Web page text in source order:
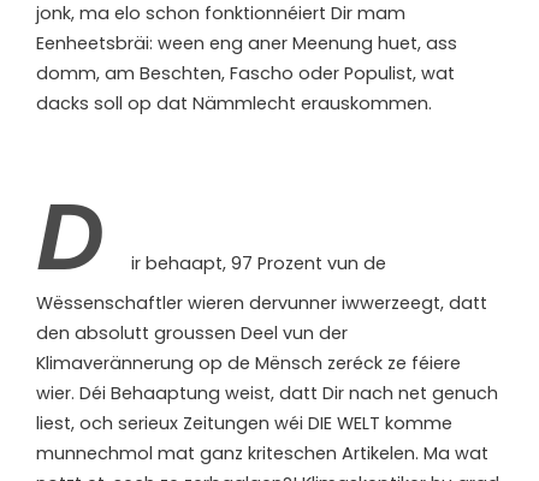
jonk, ma elo schon fonktionnéiert Dir mam
Eenheetsbräi: ween eng aner Meenung huet, ass
domm, am Beschten, Fascho oder Populist, wat
dacks soll op dat Nämmlecht erauskommen.
D
ir behaapt, 97 Prozent vun de
Wëssenschaftler wieren dervunner iwwerzeegt, datt
den absolutt groussen Deel vun der
Klimaverännerung op de Mënsch zeréck ze féiere
wier. Déi Behaaptung weist, datt Dir nach net genuch
liest, och serieux Zeitungen wéi DIE WELT komme
munnechmol mat ganz kriteschen Artikelen. Ma wat